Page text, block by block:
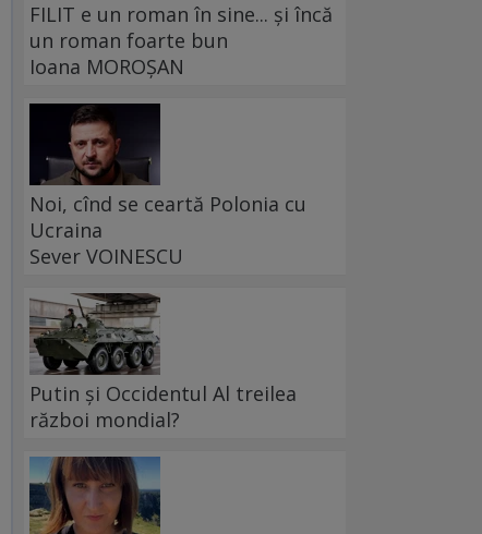
FILIT e un roman în sine... și încă
un roman foarte bun
Ioana MOROȘAN
Noi, cînd se ceartă Polonia cu
Ucraina
Sever VOINESCU
Putin și Occidentul Al treilea
război mondial?